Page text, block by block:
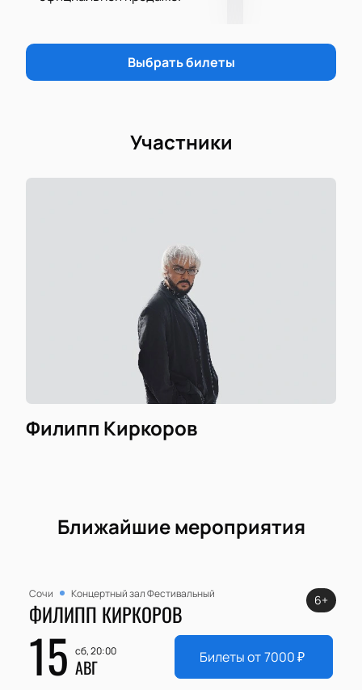
свободные ряды и ответят на любые вопросы.
Цена зависит от выбранного сектора. Актуальную
исполнителем и станьте частью большого
Выбрать билеты
Участники
Филипп Киркоров
Ближайшие мероприятия
Сочи Концертный зал Фестивальный
ФИЛИПП КИРКОРОВ
15 сб, 20:00
АВГ
6+
Билеты от7000₽